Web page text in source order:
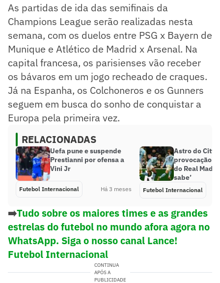
As partidas de ida das semifinais da
Champions League serão realizadas nesta
semana, com os duelos entre PSG x Bayern de
Munique e Atlético de Madrid x Arsenal. Na
capital francesa, os parisienses vão receber
os bávaros em um jogo recheado de craques.
Já na Espanha, os Colchoneros e os Gunners
seguem em busca do sonho de conquistar a
Europa pela primeira vez.
RELACIONADAS
Uefa pune e suspende
Prestianni por ofensa a
Vini Jr
Futebol Internacional Há 3 meses
Astro do City
provocação
do Real
sabe’
Futebol Internacional
➡️Tudo sobre os maiores times e as grandes
estrelas do futebol no mundo afora agora no
WhatsApp. Siga o nosso canal Lance!
Futebol Internacional
CONTINUA
APÓS A
PUBLICIDADE